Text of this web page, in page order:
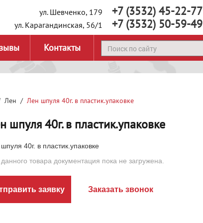
ул. Шевченко, 179 +7 (3532) 45-22-77
ул. Карагандинская, 56/1 +7 (3532) 50-59-49
Контакты
Лен Лен шпуля 40г. в пластик.упаковке
шпуля 40г. в пластик.упаковке
40г. в пластик.упаковке
товара документация пока не загружена.
заявку Заказать звонок